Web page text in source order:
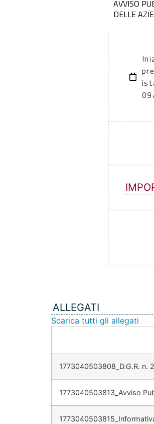
AVVISO
DELLE
ALLEGATI
Scarica tutti gli allegati
1773040503808_D.G.R.
1773040503813_Avviso